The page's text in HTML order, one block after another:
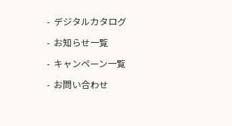
デジタルカタログ
お知らせ一覧
キャンペーン一覧
お問い合わせ